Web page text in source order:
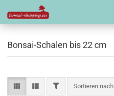
Bonsai-Schalen bis 22 cm
FILTERSortieren nach
Sortieren nach